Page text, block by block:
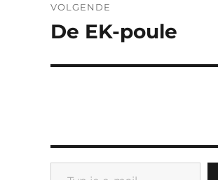
VOLGENDE
Volgend
De EK-poule
Typ je e-mail...